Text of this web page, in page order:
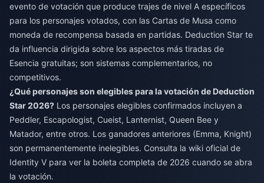
evento de votación que produce trajes de nivel A específicos
para los personajes votados, con las Cartas de Musa como
moneda de recompensa basada en partidas. Deduction Star te
da influencia dirigida sobre los aspectos más tiradas de
Esencia gratuitas; son sistemas complementarios, no
competitivos.
¿Qué personajes son elegibles para la votación de Deduction
Star 2026? Los personajes elegibles confirmados incluyen a
Peddler, Escapologist, Cueist, Lanternist, Queen Bee y
Matador, entre otros. Los ganadores anteriores (Emma, Knight)
son permanentemente inelegibles. Consulta la wiki oficial de
Identity V para ver la boleta completa de 2026 cuando se abra
la votación.